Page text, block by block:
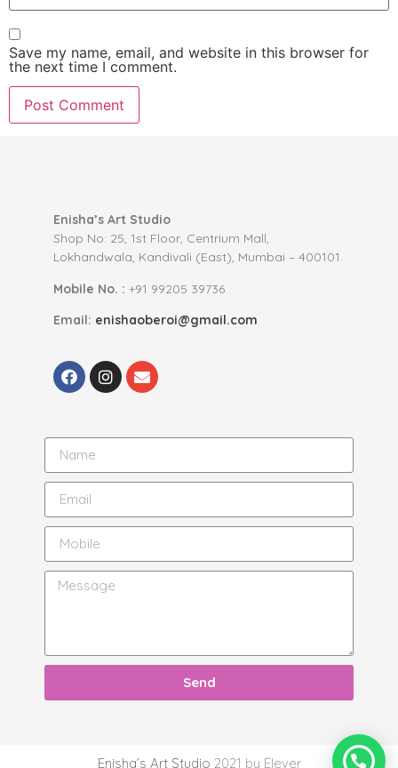
Save my name, email, and website in this browser for
the next time I comment.
Enisha’s Art Studio
Shop No: 25, 1st Floor, Centrium Mall,
Lokhandwala, Kandivali (East), Mumbai – 400101.
Mobile No. : +91 99205 39736
Email: enishaoberoi@gmail.com
Send
Enisha’s Art Studio 2021 by Elever